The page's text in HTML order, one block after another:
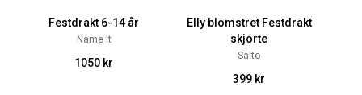
Festdrakt 6-14 år
Name It
1050 kr
Elly blomstret Festdrakt
skjorte
Salto
399 kr